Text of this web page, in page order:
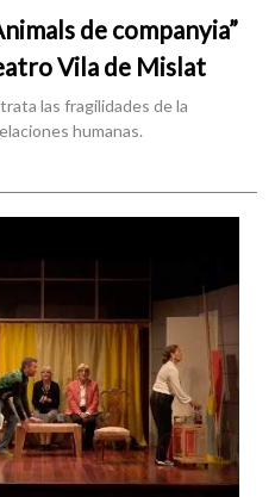
de companyia”
Vila de Mislat
las fragilidades de la
humanas.